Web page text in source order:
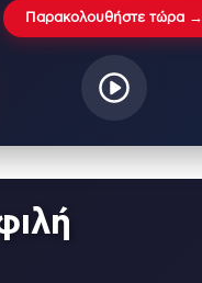
Παρακολουθήστε τώρα →